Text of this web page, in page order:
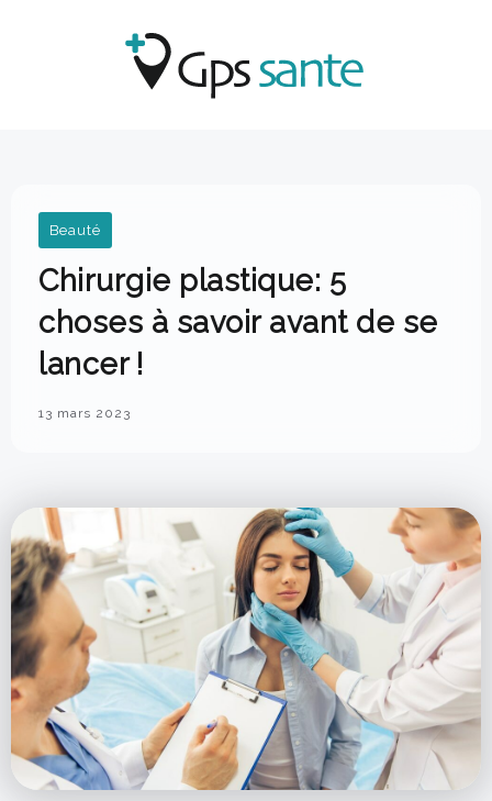
Beauté
Chirurgie plastique: 5
choses à savoir avant de se
lancer !
13 mars 2023